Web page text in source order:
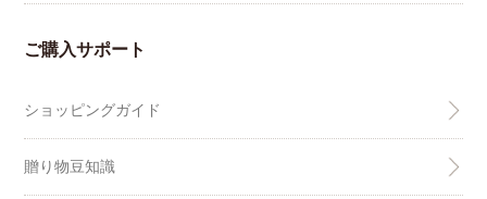
ご購入サポート
ショッピングガイド
贈り物豆知識